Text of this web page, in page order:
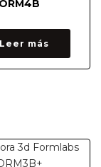
Leer más